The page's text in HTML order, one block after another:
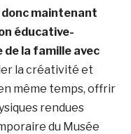
maintenant
éducative-
la famille avec
la créativité et
même temps, offrir
rendues
du Musée